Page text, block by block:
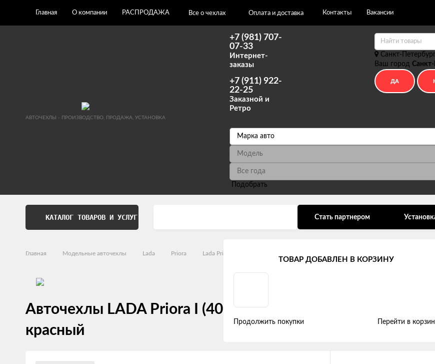
Главная О компании РАСПРОДАЖА Все о чехлах Оплата и доставка Контакты Вакансии
АВТОЧЕХЛЫ - ПРОИЗВОДСТВО, ПРОДАЖА, УСТАНОВКА
+7 (981) 707-
07-33
Интернет-
заказы
+7 (911) 922-
22-25
Заказной и
Ретро
Санкт-
Ваш город
Подобрать
КАТАЛОГ ТОВАРОВ И УСЛУГ Стать партнером
Главная Модельные авточехлы Lada Priora Lada Priora I (2007 - 2013)
Авточехлы LADA Priora I (40/20/40) "Двойной ромб"
красный
ТОВАР ДОБАВЛЕН В КОРЗИНУ
Продолжить покупки Перейти в